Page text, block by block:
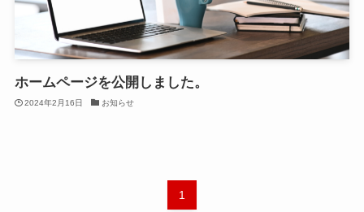
ホームページを公開しました。
2024年2月16日 お知らせ
1